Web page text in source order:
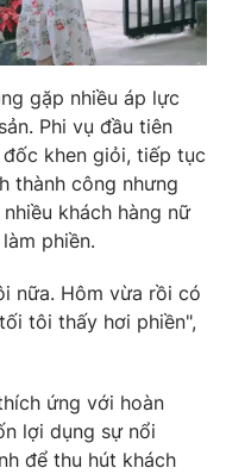
Nam
tử số 483/GP-BTTTT
gặp nhiều áp lực
Phi vụ đầu tiên
khen giỏi, tiếp tục
thành công nhưng
khách hàng nữ
phiền.
nữa. Hôm vừa rồi có
tôi thấy hơi phiền",
ứng với hoàn
lợi dụng sự nổi
để thu hút khách